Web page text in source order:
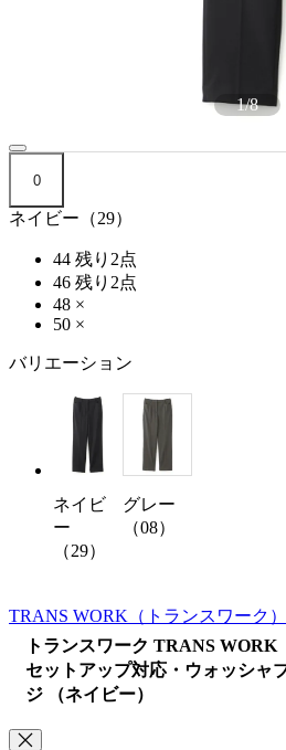
1/8
0
ネイビー（29）
44 残り2点
46 残り2点
48 ×
50 ×
バリエーション
ネイビ
ー
（29）
グレー
（08）
TRANS WORK （トランスワーク）
トランスワーク TRANS WORK
セットアップ対応・ウォッシャ
ジ （ネイビー）